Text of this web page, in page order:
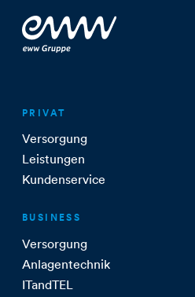
PRIVAT
Versorgung
Leistungen
Kundenservice
BUSINESS
Versorgung
Anlagentechnik
ITandTEL